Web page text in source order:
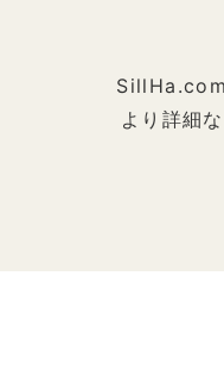
より詳細